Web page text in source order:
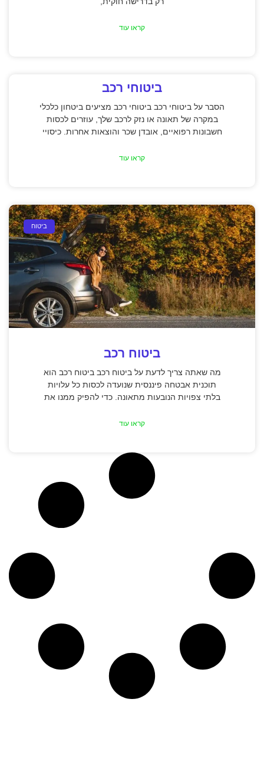
קראו עוד
ביטוחי רכב
הסבר על ביטוחי רכב ביטוחי רכב מציעים ביטחון כלכלי
במקרה של תאונה או נזק לרכב שלך, עוזרים לכסות
חשבונות רפואיים, אובדן שכר והוצאות אחרות. כיסויי
קראו עוד
ביטוח
ביטוח רכב
מה שאתה צריך לדעת על ביטוח רכב ביטוח רכב הוא
תוכנית אבטחה פיננסית שנועדה לכסות כל עלויות
בלתי צפויות הנובעות מתאונה. כדי להפיק ממנו את
קראו עוד